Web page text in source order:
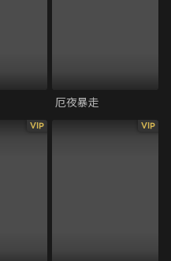
厄夜暴走
VIP VIP